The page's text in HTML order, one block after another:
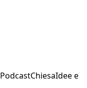
PodcastChiesaIdee e